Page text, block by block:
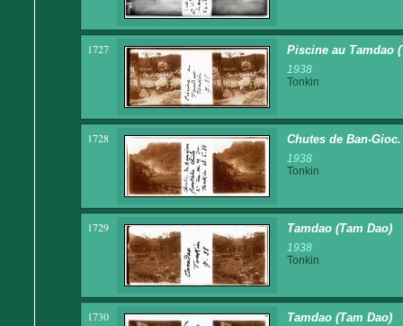
1727 Piscine au Tamdao
1938
Tonkin
1728 Chutes de Ban-
1938
Tonkin
1729 Tamdao (Tam Dao)
1938
Tonkin
1730 Tamdao (Tam Dao)